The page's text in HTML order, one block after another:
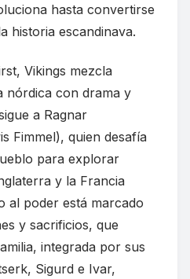
hasta convertirse
historia escandinava.
Vikings mezcla
nórdica con drama y
a Ragnar
Fimmel), quien desafía
para explorar
y la Francia
al poder está marcado
y sacrificios, que
integrada por sus
Sigurd e Ivar,